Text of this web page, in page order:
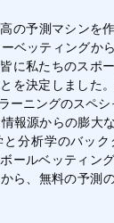
の予測マシンを
ベッティングか
に私たちのスポ
を決定しました
ーニングのスペ
報源からの膨大
分析学のバッ
ールベッティン
ら、無料の予測